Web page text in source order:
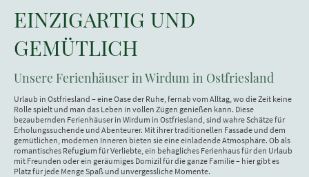
EINZIGARTIG UND
GEMÜTLICH
Unsere Ferienhäuser in Wirdum in Ostfriesland
Urlaub in Ostfriesland – eine Oase der Ruhe, fernab vom Alltag, wo die Zeit keine
Rolle spielt und man das Leben in vollen Zügen genießen kann. Diese
bezaubernden Ferienhäuser in Wirdum in Ostfriesland, sind wahre Schätze für
Erholungssuchende und Abenteurer. Mit ihrer traditionellen Fassade und dem
gemütlichen, modernen Inneren bieten sie eine einladende Atmosphäre. Ob als
romantisches Refugium für Verliebte, ein behagliches Ferienhaus für den Urlaub
mit Freunden oder ein geräumiges Domizil für die ganze Familie – hier gibt es
Platz für jede Menge Spaß und unvergessliche Momente.